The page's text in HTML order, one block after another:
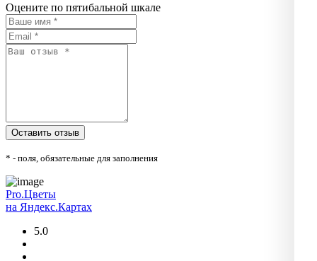
Оцените по пятибальной шкале
* - поля, обязательные для заполнения
Pro.Цветы
на Яндекс.Картах
5.0